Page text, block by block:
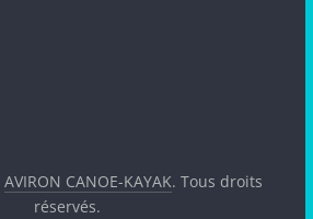
AVIRON CANOE-KAYAK. Tous droits
réservés.